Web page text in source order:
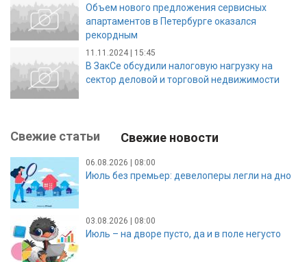
Объем нового предложения сервисных
апартаментов в Петербурге оказался
рекордным
11.11.2024 | 15:45
В ЗакСе обсудили налоговую нагрузку на
сектор деловой и торговой недвижимости
Свежие статьи Свежие новости
06.08.2026 | 08:00
Июль без премьер: девелоперы легли на дно
03.08.2026 | 08:00
Июль – на дворе пусто, да и в поле негусто